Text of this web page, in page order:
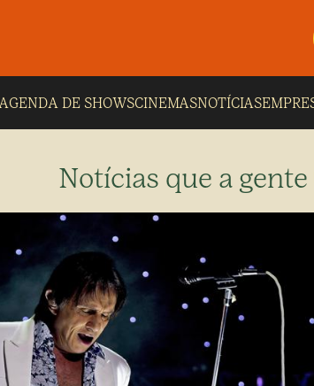
AGENDA DE SHOWSCINEMASNOTÍCIAS
Notícias que a